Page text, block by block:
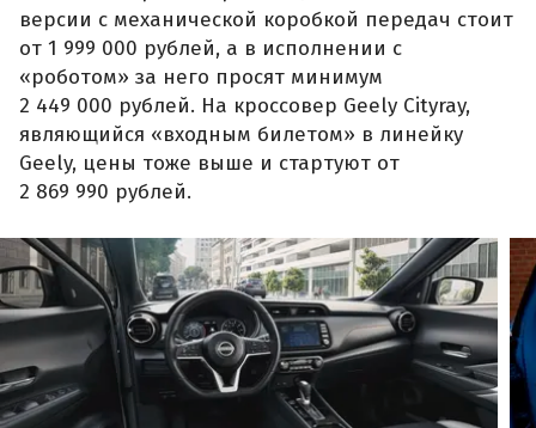
версии с механической коробкой передач стоит
от 1 999 000 рублей, а в исполнении с
«роботом» за него просят минимум
2 449 000 рублей. На кроссовер Geely Cityray,
являющийся «входным билетом» в линейку
Geely, цены тоже выше и стартуют от
2 869 990 рублей.